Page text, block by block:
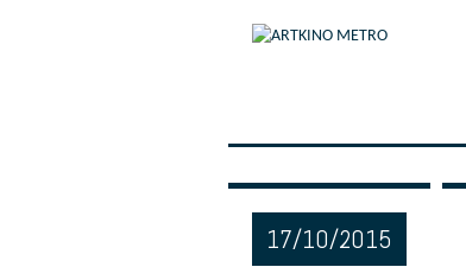
17/10/2015